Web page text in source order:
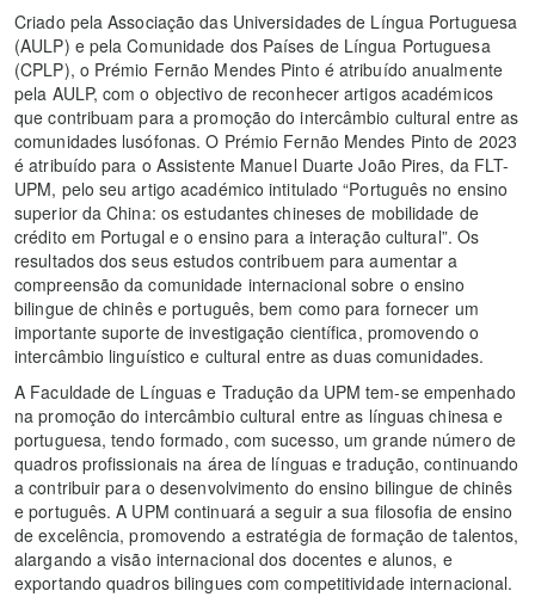
Criado pela Associação das Universidades de Língua Portuguesa
(AULP) e pela Comunidade dos Países de Língua Portuguesa
(CPLP), o Prémio Fernão Mendes Pinto é atribuído anualmente
pela AULP, com o objectivo de reconhecer artigos académicos
que contribuam para a promoção do intercâmbio cultural entre as
comunidades lusófonas. O Prémio Fernão Mendes Pinto de 2023
é atribuído para o Assistente Manuel Duarte João Pires, da FLT-
UPM, pelo seu artigo académico intitulado “Português no ensino
superior da China: os estudantes chineses de mobilidade de
crédito em Portugal e o ensino para a interação cultural”. Os
resultados dos seus estudos contribuem para aumentar a
compreensão da comunidade internacional sobre o ensino
bilingue de chinês e português, bem como para fornecer um
importante suporte de investigação científica, promovendo o
intercâmbio linguístico e cultural entre as duas comunidades.
A Faculdade de Línguas e Tradução da UPM tem-se empenhado
na promoção do intercâmbio cultural entre as línguas chinesa e
portuguesa, tendo formado, com sucesso, um grande número de
quadros profissionais na área de línguas e tradução, continuando
a contribuir para o desenvolvimento do ensino bilingue de chinês
e português. A UPM continuará a seguir a sua filosofia de ensino
de excelência, promovendo a estratégia de formação de talentos,
alargando a visão internacional dos docentes e alunos, e
exportando quadros bilingues com competitividade internacional.